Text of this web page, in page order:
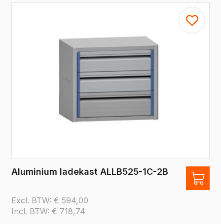
Aluminium ladekast ALLB525-1C-2B
Excl. BTW: € 594,00
Incl. BTW: € 718,74